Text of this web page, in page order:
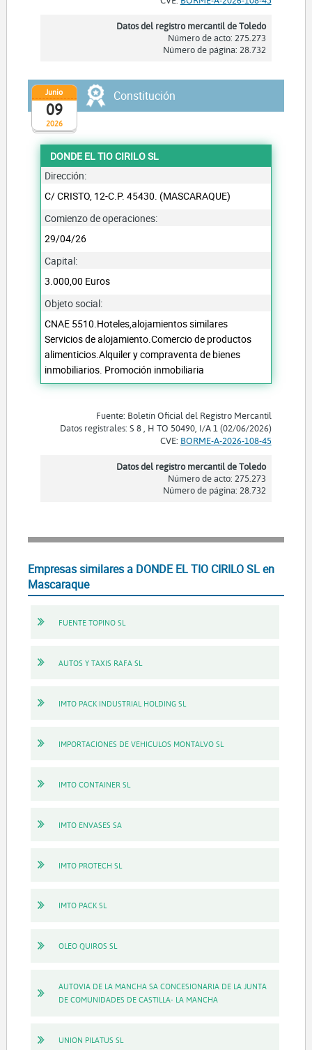
Datos del registro mercantil de Toledo
Número de acto: 275.273
Número de página: 28.732
2026
Junio
09
Constitución
DONDE EL TIO CIRILO SL
Dirección:
C/ CRISTO, 12-C.P. 45430. (MASCARAQUE)
Comienzo de operaciones:
29/04/26
Capital:
3.000,00 Euros
Objeto social:
CNAE 5510.Hoteles,alojamientos similares
Servicios de alojamiento.Comercio de productos
alimenticios.Alquiler y compraventa de bienes
inmobiliarios. Promoción inmobiliaria
Fuente: Boletín Oficial del Registro Mercantil
Datos registrales: S 8 , H TO 50490, I/A 1 (02/06/2026)
CVE: BORME-A-2026-108-45
Datos del registro mercantil de Toledo
Número de acto: 275.273
Número de página: 28.732
Empresas similares a DONDE EL TIO CIRILO SL en
Mascaraque
FUENTE TOPINO SL
AUTOS Y TAXIS RAFA SL
IMTO PACK INDUSTRIAL HOLDING SL
IMPORTACIONES DE VEHICULOS MONTALVO SL
IMTO CONTAINER SL
IMTO ENVASES SA
IMTO PROTECH SL
IMTO PACK SL
OLEO QUIROS SL
AUTOVIA DE LA MANCHA SA CONCESIONARIA DE LA JUNTA
DE COMUNIDADES DE CASTILLA- LA MANCHA
UNION PILATUS SL